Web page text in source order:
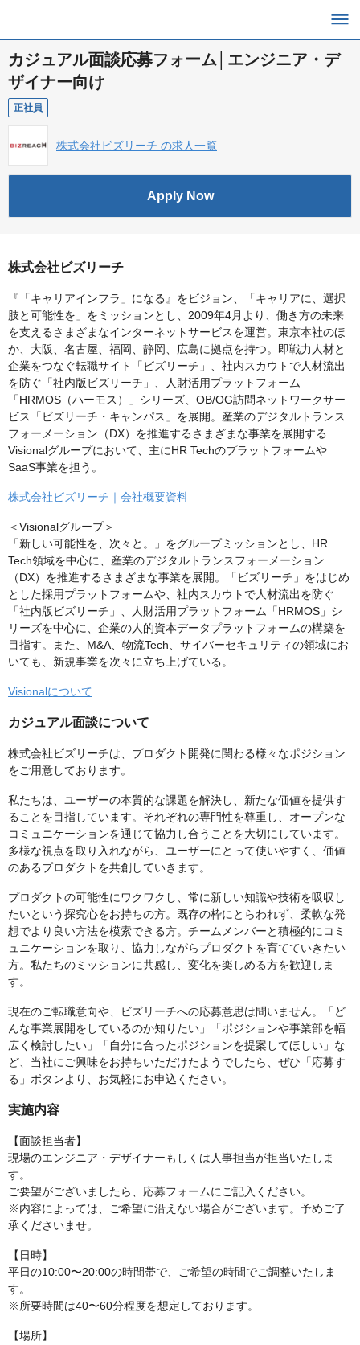
カジュアル面談応募フォーム│エンジニア・デ
ザイナー向け
正社員
株式会社ビズリーチ の求人一覧
Apply Now
株式会社ビズリーチ
『「キャリアインフラ」になる』をビジョン、「キャリアに、選択
肢と可能性を」をミッションとし、2009年4月より、働き方の未来
を支えるさまざまなインターネットサービスを運営。東京本社のほ
か、大阪、名古屋、福岡、静岡、広島に拠点を持つ。即戦力人材と
企業をつなぐ転職サイト「ビズリーチ」、社内スカウトで人材流出
を防ぐ「社内版ビズリーチ」、人財活用プラットフォーム
「HRMOS（ハーモス）」シリーズ、OB/OG訪問ネットワークサー
ビス「ビズリーチ・キャンパス」を展開。産業のデジタルトランス
フォーメーション（DX）を推進するさまざまな事業を展開する
Visionalグループにおいて、主にHR Techのプラットフォームや
SaaS事業を担う。
株式会社ビズリーチ｜会社概要資料
＜Visionalグループ＞
「新しい可能性を、次々と。」をグループミッションとし、HR
Tech領域を中心に、産業のデジタルトランスフォーメーション
（DX）を推進するさまざまな事業を展開。「ビズリーチ」をはじめ
とした採用プラットフォームや、社内スカウトで人材流出を防ぐ
「社内版ビズリーチ」、人財活用プラットフォーム「HRMOS」シ
リーズを中心に、企業の人的資本データプラットフォームの構築を
目指す。また、M&A、物流Tech、サイバーセキュリティの領域にお
いても、新規事業を次々に立ち上げている。
Visionalについて
カジュアル面談について
株式会社ビズリーチは、プロダクト開発に関わる様々なポジション
をご用意しております。
私たちは、ユーザーの本質的な課題を解決し、新たな価値を提供す
ることを目指しています。それぞれの専門性を尊重し、オープンな
コミュニケーションを通じて協力し合うことを大切にしています。
多様な視点を取り入れながら、ユーザーにとって使いやすく、価値
のあるプロダクトを共創していきます。
プロダクトの可能性にワクワクし、常に新しい知識や技術を吸収し
たいという探究心をお持ちの方。既存の枠にとらわれず、柔軟な発
想でより良い方法を模索できる方。チームメンバーと積極的にコミ
ュニケーションを取り、協力しながらプロダクトを育てていきたい
方。私たちのミッションに共感し、変化を楽しめる方を歓迎しま
す。
現在のご転職意向や、ビズリーチへの応募意思は問いません。「ど
んな事業展開をしているのか知りたい」「ポジションや事業部を幅
広く検討したい」「自分に合ったポジションを提案してほしい」な
ど、当社にご興味をお持ちいただけたようでしたら、ぜひ「応募す
る」ボタンより、お気軽にお申込ください。
実施内容
【面談担当者】
現場のエンジニア・デザイナーもしくは人事担当が担当いたしま
す。
ご要望がございましたら、応募フォームにご記入ください。
※内容によっては、ご希望に沿えない場合がございます。予めご了
承くださいませ。
【日時】
平日の10:00〜20:00の時間帯で、ご希望の時間でご調整いたしま
す。
※所要時間は40〜60分程度を想定しております。
【場所】